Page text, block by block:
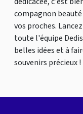
compagnon
vos proches.
toute l'équipe
belles idées et à
souvenirs précieux !